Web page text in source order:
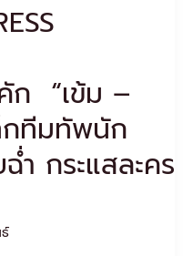
ก “เข้ม –
ทีมทัพนัก
กระแสละคร